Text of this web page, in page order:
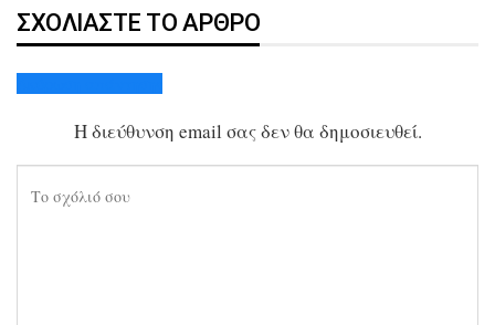
ΣΧΟΛΙΆΣΤΕ ΤΟ ΆΡΘΡΟ
Η διεύθυνση email σας δεν θα δημοσιευθεί.